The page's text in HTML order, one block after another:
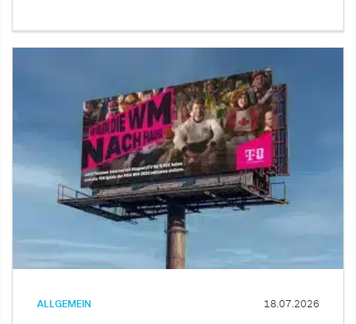
ALLGEMEIN 18.07.2026